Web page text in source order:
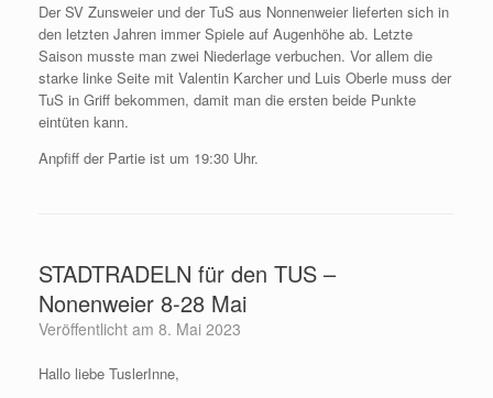
Der SV Zunsweier und der TuS aus Nonnenweier lieferten sich in
den letzten Jahren immer Spiele auf Augenhöhe ab. Letzte
Saison musste man zwei Niederlage verbuchen. Vor allem die
starke linke Seite mit Valentin Karcher und Luis Oberle muss der
TuS in Griff bekommen, damit man die ersten beide Punkte
eintüten kann.
Anpfiff der Partie ist um 19:30 Uhr.
STADTRADELN für den TUS –
Nonenweier 8-28 Mai
Veröffentlicht am 8. Mai 2023
Hallo liebe TuslerInne,